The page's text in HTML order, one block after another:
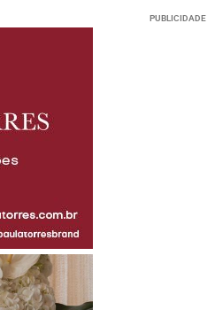
PUBLICIDADE